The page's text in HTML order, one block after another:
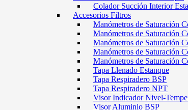
Colador Succión Interior
Accesorios Filtros
Manómetros de Saturación
Manómetros de Saturación
Manómetros de Saturación
Manómetros de Saturación
Manómetros de Saturación
Tapa Llenado Estanque
Tapa Respiradero BSP
Tapa Respiradero NPT
Visor Indicador Nivel-
Visor Aluminio BSP